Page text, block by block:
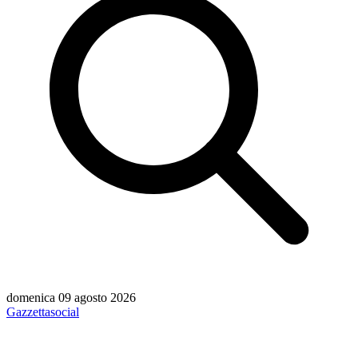
domenica 09 agosto 2026
Gazzettasocial